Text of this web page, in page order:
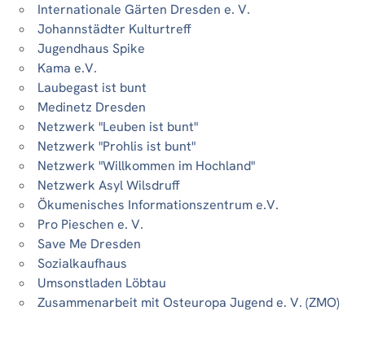
Internationale Gärten Dresden e. V.
Johannstädter Kulturtreff
Jugendhaus Spike
Kama e.V.
Laubegast ist bunt
Medinetz Dresden
Netzwerk "Leuben ist bunt"
Netzwerk "Prohlis ist bunt"
Netzwerk "Willkommen im Hochland"
Netzwerk Asyl Wilsdruff
Ökumenisches Informationszentrum e.V.
Pro Pieschen e. V.
Save Me Dresden
Sozialkaufhaus
Umsonstladen Löbtau
Zusammenarbeit mit Osteuropa Jugend e. V. (ZMO)